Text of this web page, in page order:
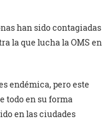
han sido contagiadas
la que lucha la OMS en
endémica, pero este
todo en su forma
en las ciudades